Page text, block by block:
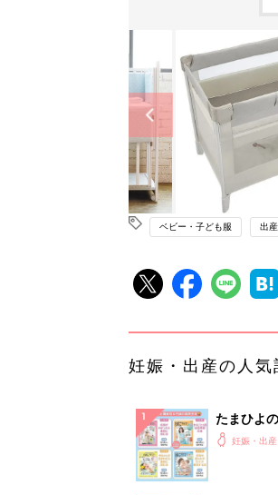
ベビー・子ども服 出
妊娠・出産の人
たまひよ
妊娠・出産